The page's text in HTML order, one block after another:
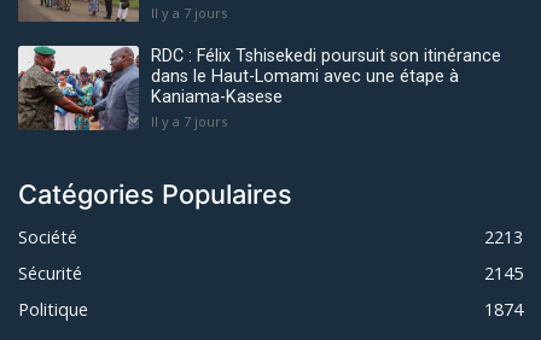
Il y a 7 jours
RDC : Félix Tshisekedi poursuit son itinérance
dans le Haut-Lomami avec une étape à
Kaniama-Kasese
Il y a 7 jours
Catégories Populaires
Société
2213
Sécurité
2145
Politique
1874